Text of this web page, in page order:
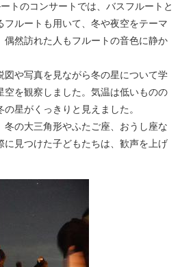
トのコンサートでは、バスフルートと
フルートも用いて、冬や夜空をテーマ
偶然訪れた人もフルートの音色に静か
や写真を見ながら冬の星について学
空を観察しました。気温は低いものの
星がくっきりと見えました。
の大三角形やふたご座、おうし座な
に見つけた子どもたちは、歓声を上げ